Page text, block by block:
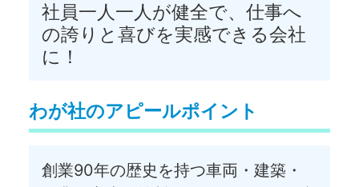
社員一人一人が健全で、仕事へ
の誇りと喜びを実感できる会社
に！
わが社のアピールポイント
創業90年の歴史を持つ車両・建築・